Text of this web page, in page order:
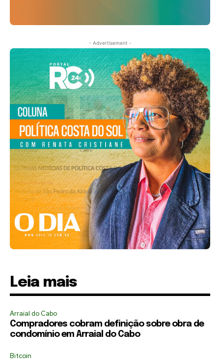
- Advertisement -
Leia mais
Arraial do Cabo
Compradores cobram definição sobre obra de
condomínio em Arraial do Cabo
Bitcoin